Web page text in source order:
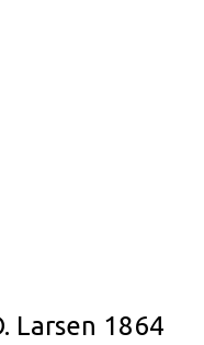
Larsen 1864